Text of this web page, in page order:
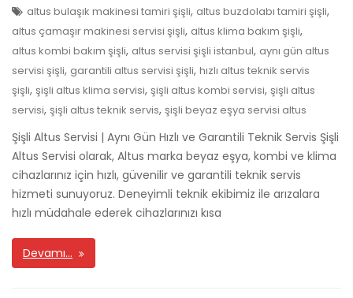
altus bulaşık makinesi tamiri şişli, altus buzdolabı tamiri şişli,
altus çamaşır makinesi servisi şişli, altus klima bakım şişli,
altus kombi bakım şişli, altus servisi şişli istanbul, aynı gün altus
servisi şişli, garantili altus servisi şişli, hızlı altus teknik servis
şişli, şişli altus klima servisi, şişli altus kombi servisi, şişli altus
servisi, şişli altus teknik servis, şişli beyaz eşya servisi altus
Şişli Altus Servisi | Aynı Gün Hızlı ve Garantili Teknik Servis Şişli
Altus Servisi olarak, Altus marka beyaz eşya, kombi ve klima
cihazlarınız için hızlı, güvenilir ve garantili teknik servis
hizmeti sunuyoruz. Deneyimli teknik ekibimiz ile arızalara
hızlı müdahale ederek cihazlarınızı kısa
Devamı…